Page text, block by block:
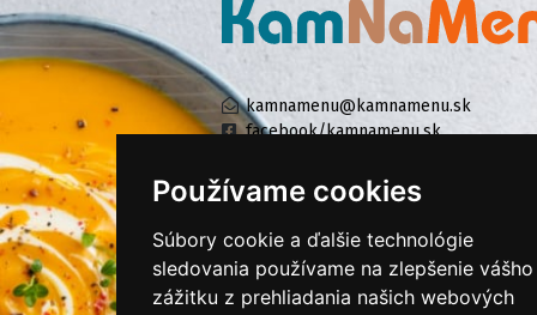
Používame cookies
Súbory cookie a ďalšie technológie
sledovania používame na zlepšenie vášho
zážitku z prehliadania našich webových
kamnamenu@kamnamenu.sk
facebook/kamnamenu.sk
KONTAKTUJTE NÁS